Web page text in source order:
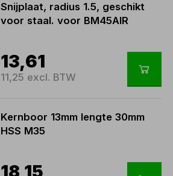
Snijplaat, radius 1.5, geschikt
voor staal. voor BM45AIR
13,61
11,25 excl. BTW
Kernboor 13mm lengte 30mm
HSS M35
18,15